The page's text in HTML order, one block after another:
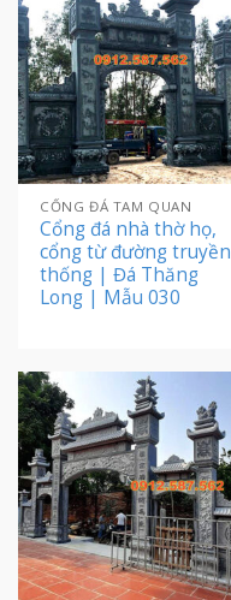
CỔNG ĐÁ TAM QUAN
Cổng đá nhà thờ họ,
cổng từ đường truyền
thống | Đá Thăng
Long | Mẫu 030